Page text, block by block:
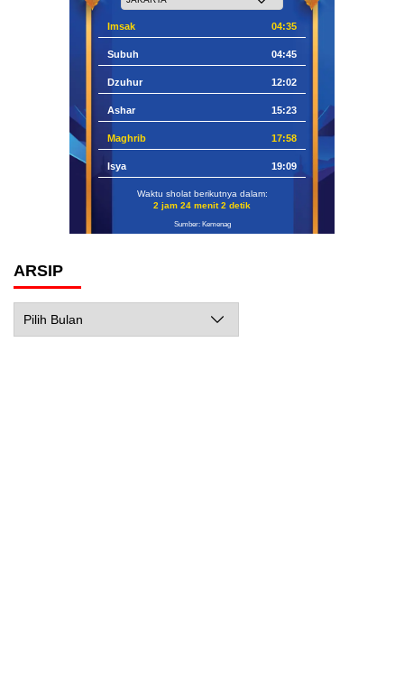
Imsak 04:35
Subuh 04:45
Dzuhur 12:02
Ashar 15:23
Maghrib 17:58
Isya 19:09
Waktu sholat berikutnya dalam:
2 jam 24 menit 1 detik
Sumber: Kemenag
ARSIP